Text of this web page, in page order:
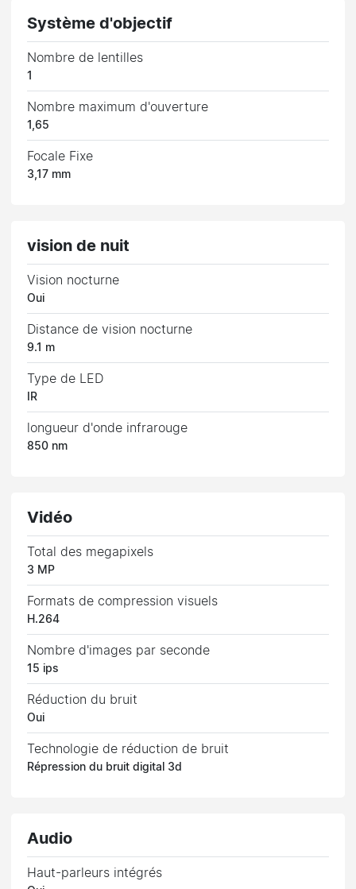
Système d'objectif
Nombre de lentilles
1
Nombre maximum d'ouverture
1,65
Focale Fixe
3,17 mm
vision de nuit
Vision nocturne
Oui
Distance de vision nocturne
9.1 m
Type de LED
IR
longueur d'onde infrarouge
850 nm
Vidéo
Total des megapixels
3 MP
Formats de compression visuels
H.264
Nombre d'images par seconde
15 ips
Réduction du bruit
Oui
Technologie de réduction de bruit
Répression du bruit digital 3d
Audio
Haut-parleurs intégrés